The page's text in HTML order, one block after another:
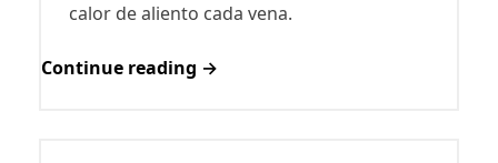
calor de aliento cada vena.
Continue reading →